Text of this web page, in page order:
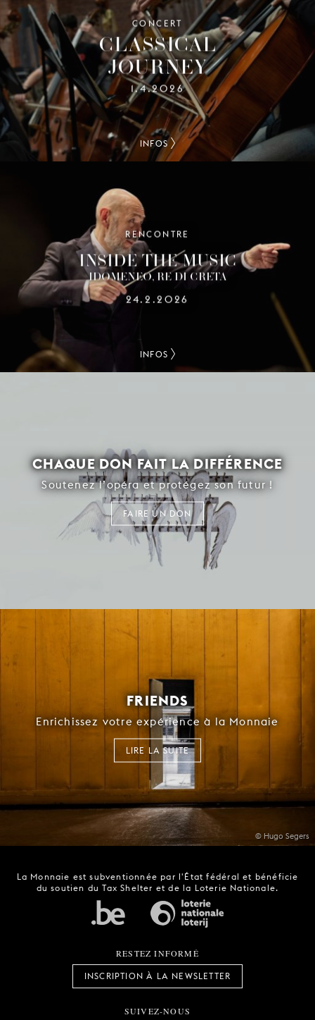
CONCERT
CLASSICAL
JOURNEY
1.4.2026
INFOS
RENCONTRE
INSIDE THE MUSIC
IDOMENEO, RE DI CRETA
24.2.2026
INFOS
CHAQUE DON FAIT LA DIFFÉRENCE
Soutenez l’opéra et protégez son futur !
FAIRE UN DON
© Hugo Segers
FRIENDS
Enrichissez votre expérience à la Monnaie
LIRE LA SUITE
La Monnaie est subventionnée par l'État fédéral et bénéficie
du soutien du Tax Shelter et de la Loterie Nationale.
RESTEZ INFORMÉ
INSCRIPTION À LA NEWSLETTER
SUIVEZ-NOUS